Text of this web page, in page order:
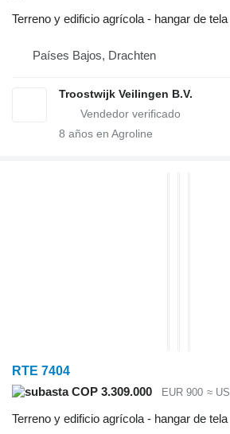
Terreno y edificio agrícola - hangar de tela
Países Bajos, Drachten
Troostwijk Veilingen B.V.
8 años en Agroline
RTE 7404
COP 3.309.000
EUR 900 ≈
Terreno y edificio agrícola - hangar de tela